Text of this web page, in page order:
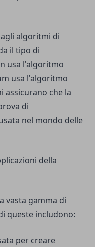
algoritmi di
il tipo di
usa l'algoritmo
usa l'algoritmo
assicurano che la
di
nel mondo delle
della
vasta gamma di
queste includono:
per creare